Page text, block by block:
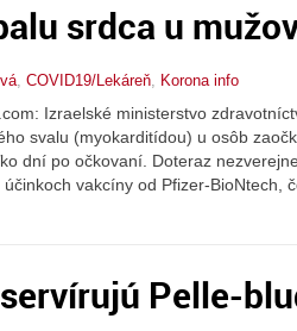
srdca u
COVID19/Lekáreň Korona info
Izraelské ministerstvo
svalu (myokarditídou) u osôb
dní po očkovaní. Doteraz
vakcíny od Pfizer-BioNtech,
Pelle-